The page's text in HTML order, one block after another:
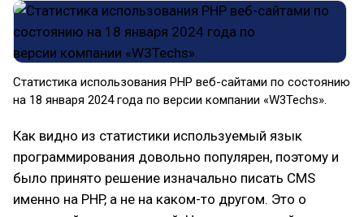
Статистика использования PHP веб-сайтами по состоянию
на 18 января 2024 года по версии компании «W3Techs».
Как видно из статистики используемый язык
программирования довольно популярен, поэтому и
было принято решение изначально писать CMS
именно на PHP, а не на каком-то другом. Это о